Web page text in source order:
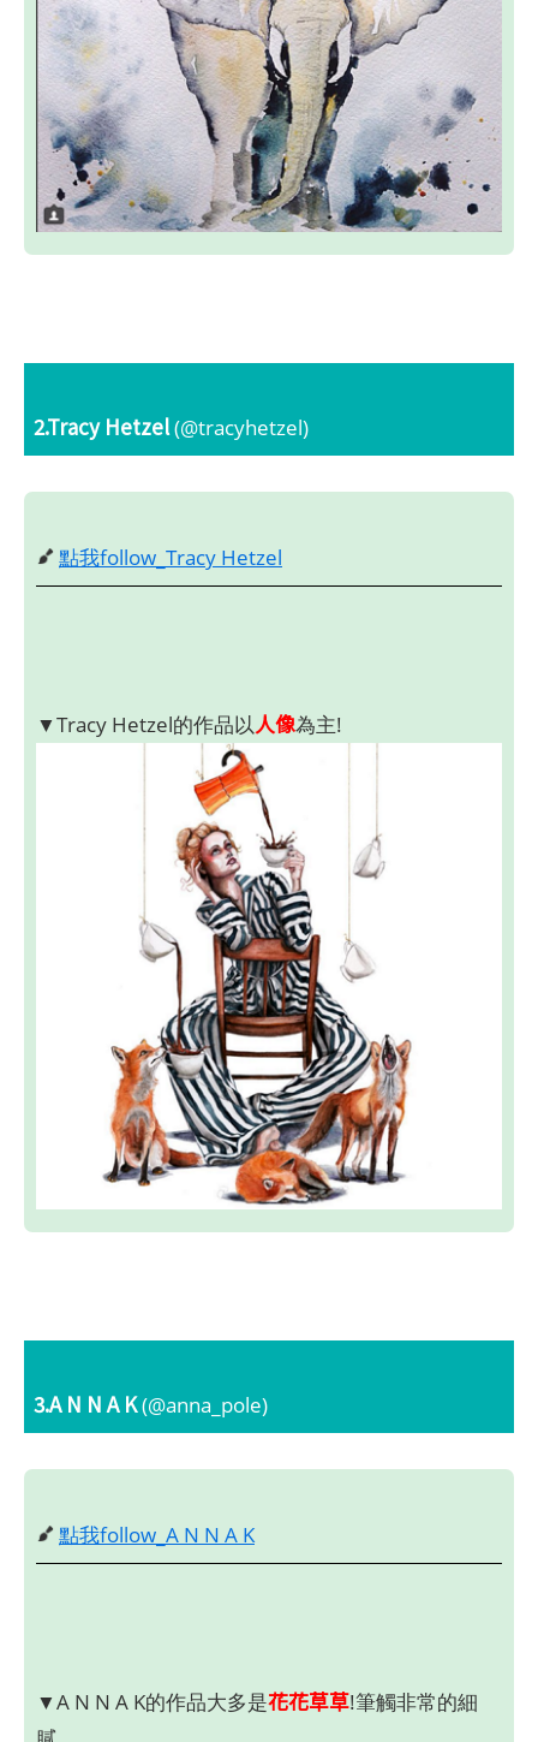
2.Tracy Hetzel(@tracyhetzel)
點我follow_Tracy Hetzel
▼Tracy Hetzel的作品以人像為主!
3.A N N A K(@anna_pole)
點我follow_A N N A K
▼A N N A K的作品大多是花花草草!筆觸非常的細